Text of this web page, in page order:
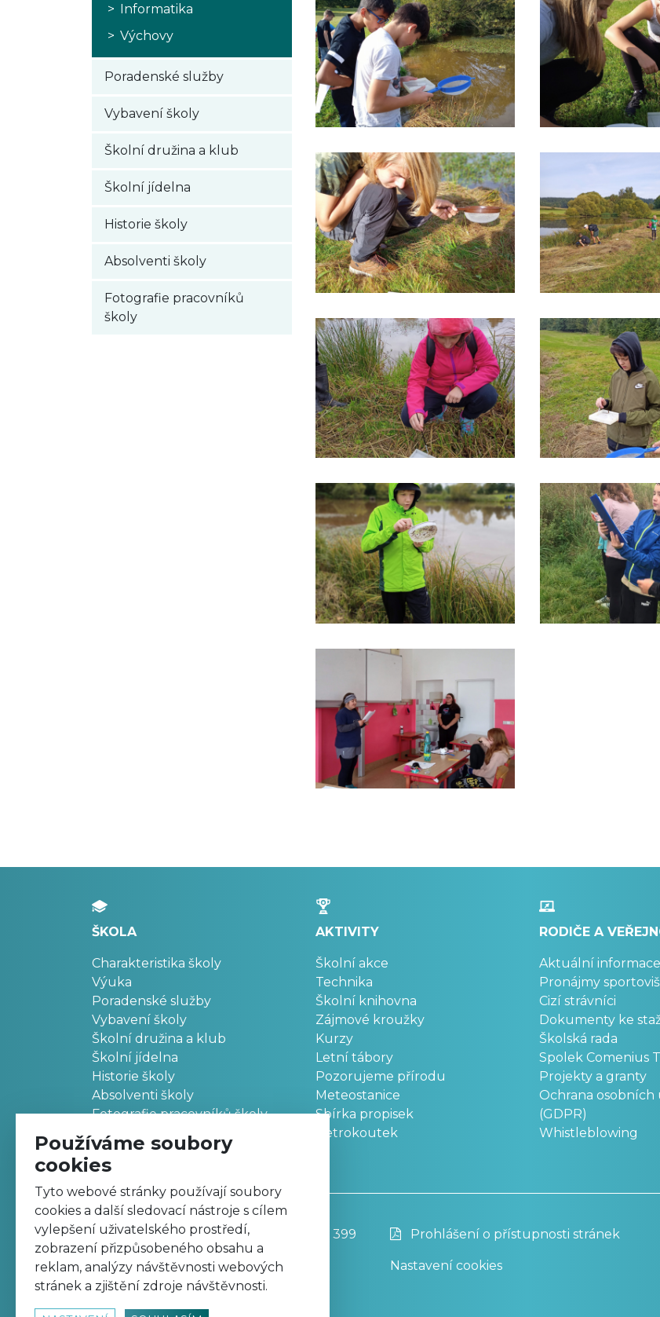
Informatika
Výchovy
Poradenské služby
Vybavení školy
Školní družina a klub
Školní jídelna
Historie školy
Absolventi školy
Fotografie pracovníků
školy
ŠKOLA
Charakteristika školy
Výuka
Poradenské služby
Vybavení školy
Školní družina a klub
Školní jídelna
Historie školy
Absolventi školy
Fotografie pracovníků školy
AKTIVITY
Školní akce
Technika
Školní knihovna
Zájmové kroužky
Kurzy
Letní tábory
Pozorujeme přírodu
Meteostanice
Sbírka propisek
Retrokoutek
RODIČE A
Aktuální informace
Pronájmy
Cizí strávníci
Dokumenty ke
Školská rada
Spolek Comenius
Projekty a granty
Ochrana osobních
(GDPR)
Whistleblowing
Základní škola, Trutnov, Komenského 399
499 811 195
zskomtu@zskomtu.cz
Prohlášení o přístupnosti stránek
Nastavení cookies
Používáme soubory
cookies
Tyto webové stránky používají soubory
cookies a další sledovací nástroje s cílem
vylepšení uživatelského prostředí,
zobrazení přizpůsobeného obsahu a
reklam, analýzy návštěvnosti webových
stránek a zjištění zdroje návštěvnosti.